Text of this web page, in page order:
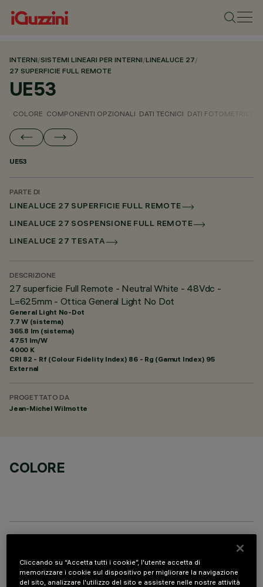
INTERNI/SISTEMI LINEARI PER INTERNI/LINEALUCE 27/
27 SUPERFICIE FULL REMOTE
UE53
COLORE COMPONENTI OPZIONALI DATI TECNICI DATI FOTOMETRICI
UE53
PARTE DI
LINEALUCE 27 SUPERFICIE FULL REMOTE
LINEALUCE 27 SOSPENSIONE FULL REMOTE
LINEALUCE 27 TESATA
DESCRIZIONE
27 superficie Full Remote - Neutral White - 48Vdc -
L=625mm - Ottica General Light No Dot
General Light No-Dot
7.7 W (sistema)
365.8 lm (sistema)
47.51 lm/W
4000 K
CRI 82 - Rf (Colour Fidelity Index) 86 - Rg (Gamut Index) 95
External
PROGETTATO DA
Jean-Michel Wilmotte
COLORE
Cliccando su “Accetta tutti i cookie”, l'utente accetta di
memorizzare i cookie sul dispositivo per migliorare la navigazione
del sito, analizzare l'utilizzo del sito e assistere nelle nostre attività